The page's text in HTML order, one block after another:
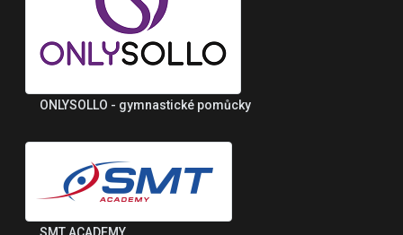
ONLYSOLLO - gymnastické pomůcky